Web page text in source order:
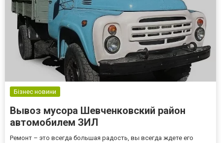
Бізнес новини
Вывоз мусора Шевченковский район
автомобилем ЗИЛ
Ремонт – это всегда большая радость, вы всегда ждете его